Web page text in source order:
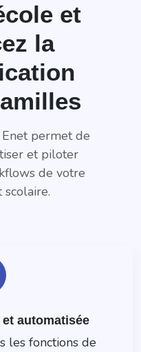
et
la
permet de
et piloter
de votre
automatisée
les fonctions de